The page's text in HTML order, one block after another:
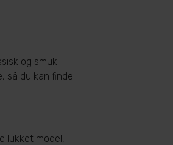
og smuk
så du kan finde
lukket model,